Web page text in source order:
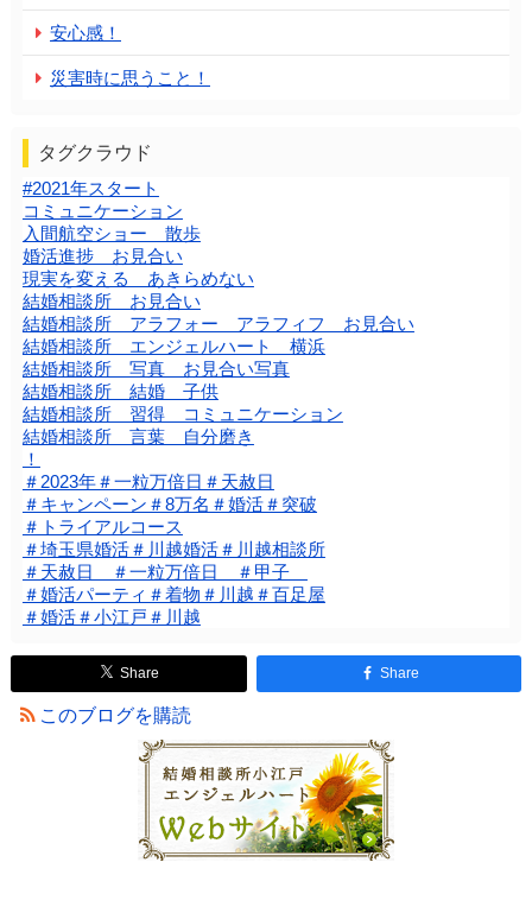
安心感！
災害時に思うこと！
タグクラウド
#2021年スタート
コミュニケーション
入間航空ショー 散歩
婚活進捗 お見合い
現実を変える あきらめない
結婚相談所 お見合い
結婚相談所 アラフォー アラフィフ お見合い
結婚相談所 エンジェルハート 横浜
結婚相談所 写真 お見合い写真
結婚相談所 結婚 子供
結婚相談所 習得 コミュニケーション
結婚相談所 言葉 自分磨き
！
＃2023年＃一粒万倍日＃天赦日
＃キャンペーン＃8万名＃婚活＃突破
＃トライアルコース
＃埼玉県婚活＃川越婚活＃川越相談所
＃天赦日 ＃一粒万倍日 ＃甲子
＃婚活パーティ＃着物＃川越＃百足屋
＃婚活＃小江戸＃川越
Share Share
このブログを購読